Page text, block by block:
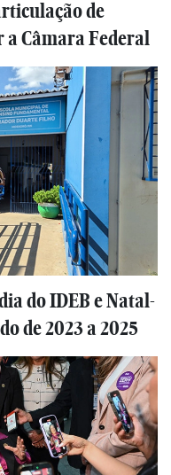
de
Câmara Federal
do IDEB e Natal-
de 2023 a 2025